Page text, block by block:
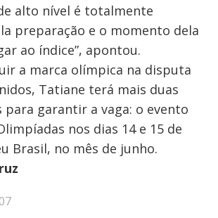
alto nível é totalmente
preparação e o momento dela
ao índice”, apontou.
a marca olímpica na disputa
Tatiane terá mais duas
garantir a vaga: o evento
nos dias 14 e 15 de
Brasil, no mês de junho.